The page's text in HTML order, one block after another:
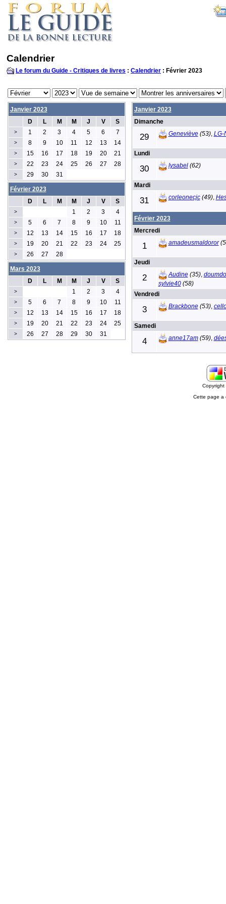
Calendrier
Le forum du Guide - Critiques de livres : Calendrier : Février 2023
Janvier 2023
D
L M M J V S
> 1 2 3 4 5 6 7
> 8 9 10 11 12 13 14
> 15 16 17 18 19 20 21
> 22 23 24 25 26 27 28
> 29 30 31
Janvier 2023
Dimanche
29 Geneviève(53), LG-
Lundi
30 lysabel(62)
Mardi
31 corleonecjc(49),
Février 2023
Mercredi
1 amadeusmaldoror
Jeudi
2 Audine(35),
sylvie40(58)
Vendredi
3 Brackbone(53),
Samedi
4 anne17am(59),
Février 2023
D
L M M J V S
> 1 2 3 4
> 5 6 7 8 9 10 11
> 12 13 14 15 16 17 18
> 19 20 21 22 23 24 25
> 26 27 28
Mars 2023
D
L M M J V S
> 1 2 3 4
> 5 6 7 8 9 10 11
> 12 13 14 15 16 17 18
> 19 20 21 22 23 24 25
> 26 27 28 29 30 31
Cette page a